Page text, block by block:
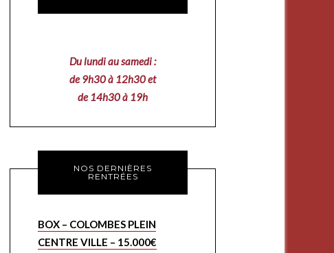
Du lundi au samedi :
de 9h30 à 12h30 et
de 14h30 à 19h
NOS DERNIÈRES
RENTRÉES
BOX – COLOMBES PLEIN
CENTRE VILLE – 15.000€